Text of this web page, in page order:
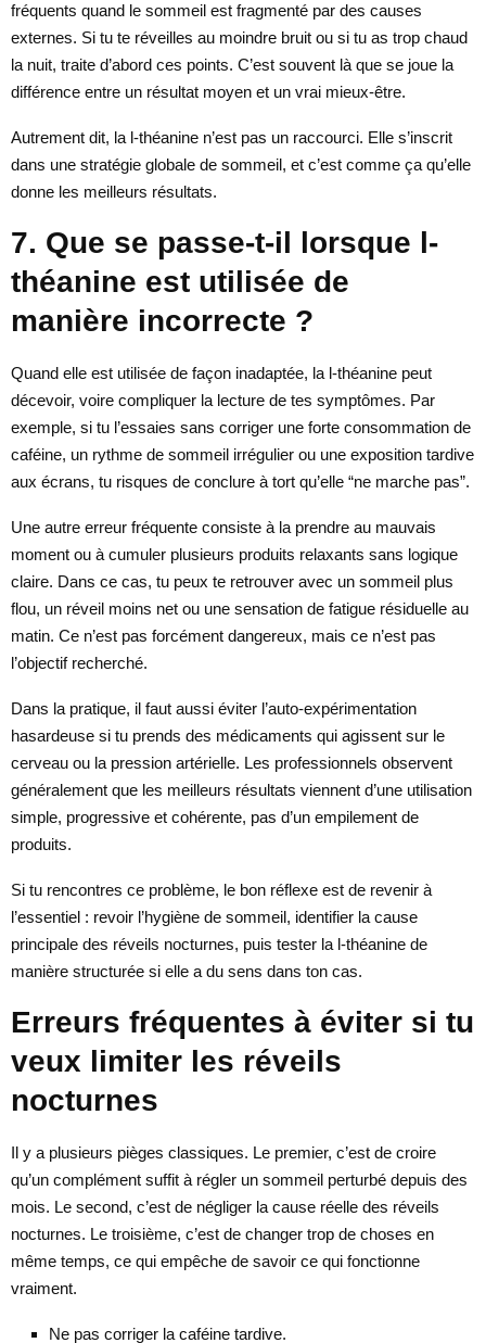
fréquents quand le sommeil est fragmenté par des causes
externes. Si tu te réveilles au moindre bruit ou si tu as trop chaud
la nuit, traite d’abord ces points. C’est souvent là que se joue la
différence entre un résultat moyen et un vrai mieux-être.
Autrement dit, la l-théanine n’est pas un raccourci. Elle s’inscrit
dans une stratégie globale de sommeil, et c’est comme ça qu’elle
donne les meilleurs résultats.
7. Que se passe-t-il lorsque l-
théanine est utilisée de
manière incorrecte ?
Quand elle est utilisée de façon inadaptée, la l-théanine peut
décevoir, voire compliquer la lecture de tes symptômes. Par
exemple, si tu l’essaies sans corriger une forte consommation de
caféine, un rythme de sommeil irrégulier ou une exposition tardive
aux écrans, tu risques de conclure à tort qu’elle “ne marche pas”.
Une autre erreur fréquente consiste à la prendre au mauvais
moment ou à cumuler plusieurs produits relaxants sans logique
claire. Dans ce cas, tu peux te retrouver avec un sommeil plus
flou, un réveil moins net ou une sensation de fatigue résiduelle au
matin. Ce n’est pas forcément dangereux, mais ce n’est pas
l’objectif recherché.
Dans la pratique, il faut aussi éviter l’auto-expérimentation
hasardeuse si tu prends des médicaments qui agissent sur le
cerveau ou la pression artérielle. Les professionnels observent
généralement que les meilleurs résultats viennent d’une utilisation
simple, progressive et cohérente, pas d’un empilement de
produits.
Si tu rencontres ce problème, le bon réflexe est de revenir à
l’essentiel : revoir l’hygiène de sommeil, identifier la cause
principale des réveils nocturnes, puis tester la l-théanine de
manière structurée si elle a du sens dans ton cas.
Erreurs fréquentes à éviter si tu
veux limiter les réveils
nocturnes
Il y a plusieurs pièges classiques. Le premier, c’est de croire
qu’un complément suffit à régler un sommeil perturbé depuis des
mois. Le second, c’est de négliger la cause réelle des réveils
nocturnes. Le troisième, c’est de changer trop de choses en
même temps, ce qui empêche de savoir ce qui fonctionne
vraiment.
Ne pas corriger la caféine tardive.